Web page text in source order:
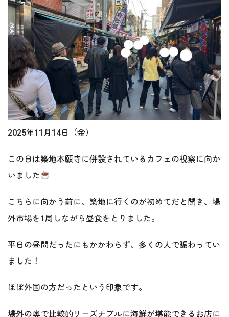
2025年11月14日（金）
この日は築地本願寺に併設されているカフェの視察に向か
いました
こちらに向かう前に、築地に行くのが初めてだと聞き、場
外市場を1周しながら昼食をとりました。
平日の昼間だったにもかかわらず、多くの人で賑わってい
ました！
ほぼ外国の方だったという印象です。
場外の奥で比較的リーズナブルに海鮮が堪能できるお店に